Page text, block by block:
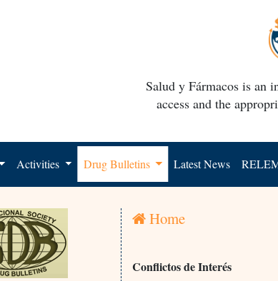
Salud y Fármacos is an
access and the
Activities Drug Bulletins Latest News
Home
Conflictos de Interés